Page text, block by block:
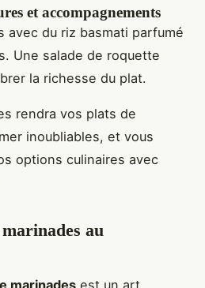
et accompagnements
avec du riz basmati parfumé
Une salade de roquette
la richesse du plat.
rendra vos plats de
inoubliables, et vous
options culinaires avec
au